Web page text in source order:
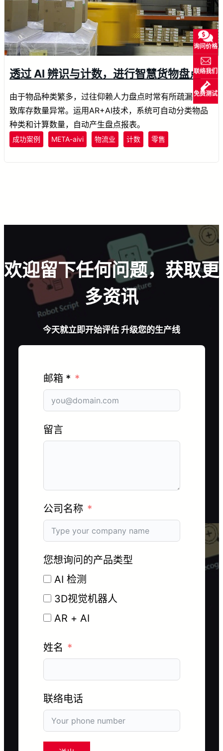
透过 AI 辨识与计数，进行智慧货物盘点
由于物品种类繁多，过往仰赖人力盘点时常有所疏漏，导
致库存数量异常。运用AR+AI技术，系统可自动分类物品
种类和计算数量，自动产生盘点报表。
成功案例 META-aivi 物流业 计数 零售
询问价格
联络我们
免费测试
欢迎留下任何问题，获取更
多资讯
今天就立即开始评估 升级您的生产线
邮箱 *
留言
公司名称
您想询问的产品类型
AI 检测
3D视觉机器人
AR + AI
姓名
联络电话